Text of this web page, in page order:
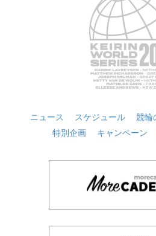
ニュース スケジュール 競輪
特別企画
キャンペーン